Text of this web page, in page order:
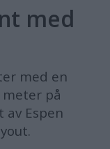
med
med en
meter på
Espen